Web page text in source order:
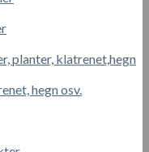
planter, klatrenet,hegn
hegn osv.